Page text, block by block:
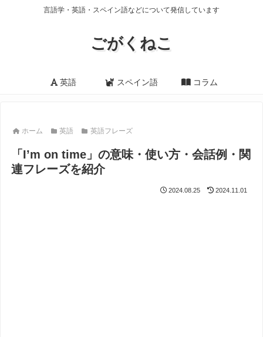
言語学・英語・スペイン語などについて発信しています
ごがくねこ
英語 スペイン語 コラム
ホーム 英語 英語フレーズ
「I’m on time」の意味・使い方・会話例・関
連フレーズを紹介
2024.08.25 2024.11.01